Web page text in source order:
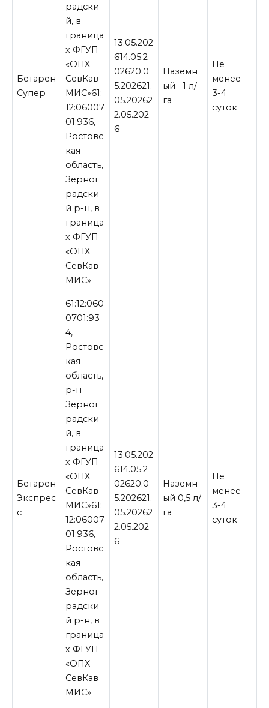
Бетарен
Супер
радски
й, в
граница
х ФГУП
«ОПХ
СевКав
МИС»61:
12:06007
01:936,
Ростовс
кая
область,
Зерног
радски
й р-н, в
граница
х ФГУП
«ОПХ
СевКав
МИС»
13.05.202
614.05.2
02620.0
5.202621.
05.20262
2.05.202
6
Наземн
ый 1 л/
га
Не
менее
3-4
суток
Бетарен
Экспрес
с
61:12:060
0701:93
4,
Ростовс
кая
область,
р-н
Зерног
радски
й, в
граница
х ФГУП
«ОПХ
СевКав
МИС»61:
12:06007
01:936,
Ростовс
кая
область,
Зерног
радски
й р-н, в
граница
х ФГУП
«ОПХ
СевКав
МИС»
13.05.202
614.05.2
02620.0
5.202621.
05.20262
2.05.202
6
Наземн
ый 0,5 л/
га
Не
менее
3-4
суток